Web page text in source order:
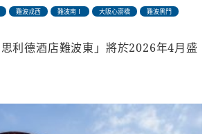
難波戎西 難波南Ⅰ 大阪心齋橋 難波黑門
思利德酒店難波東」將於2026年4月盛